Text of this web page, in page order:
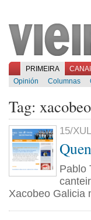
PRIMEIRA
Opinión
Columnas
Tag:
15/
Pablo
Xacobeo Galicia